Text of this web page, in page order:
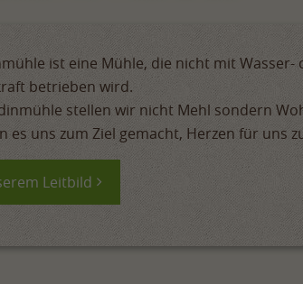
ist eine Mühle, die nicht mit
betrieben wird.
stellen wir nicht Mehl sondern
es uns zum Ziel gemacht, Herzen für uns
Leitbild